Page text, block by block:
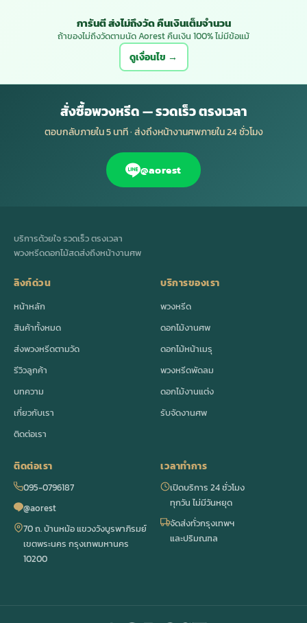
การันตี ส่งไม่ถึงวัด คืนเงินเต็มจำนวน
ถ้าของไม่ถึงวัดตามนัด Aorest คืนเงิน 100% ไม่มีข้อแม้
ดูเงื่อนไข →
สั่งซื้อพวงหรีด — รวดเร็ว ตรงเวลา
ตอบกลับภายใน 5 นาที · ส่งถึงหน้างานศพภายใน 24 ชั่วโมง
@aorest
บริการด้วยใจ รวดเร็ว ตรงเวลา
พวงหรีดดอกไม้สดส่งถึงหน้างานศพ
ลิงก์ด่วน
หน้าหลัก
สินค้าทั้งหมด
ส่งพวงหรีดตามวัด
รีวิวลูกค้า
บทความ
เกี่ยวกับเรา
ติดต่อเรา
บริการของเรา
พวงหรีด
ดอกไม้งานศพ
ดอกไม้หน้าเมรุ
พวงหรีดพัดลม
ดอกไม้งานแต่ง
รับจัดงานศพ
ติดต่อเรา
095-0796187
@aorest
70 ถ. บ้านหม้อ แขวงวังบูรพาภิรมย์
เขตพระนคร กรุงเทพมหานคร
10200
เวลาทำการ
เปิดบริการ 24 ชั่วโมง
ทุกวัน ไม่มีวันหยุด
จัดส่งทั่วกรุงเทพฯ
และปริมณฑล